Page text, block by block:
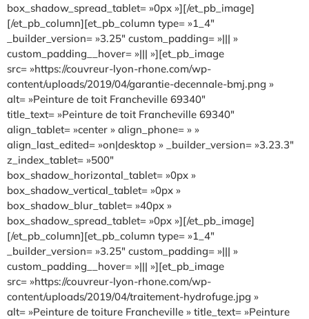
box_shadow_spread_tablet= »0px »][/et_pb_image]
[/et_pb_column][et_pb_column type= »1_4″
_builder_version= »3.25″ custom_padding= »||| »
custom_padding__hover= »||| »][et_pb_image
src= »https://couvreur-lyon-rhone.com/wp-
content/uploads/2019/04/garantie-decennale-bmj.png »
alt= »Peinture de toit Francheville 69340″
title_text= »Peinture de toit Francheville 69340″
align_tablet= »center » align_phone= » »
align_last_edited= »on|desktop » _builder_version= »3.23.3″
z_index_tablet= »500″
box_shadow_horizontal_tablet= »0px »
box_shadow_vertical_tablet= »0px »
box_shadow_blur_tablet= »40px »
box_shadow_spread_tablet= »0px »][/et_pb_image]
[/et_pb_column][et_pb_column type= »1_4″
_builder_version= »3.25″ custom_padding= »||| »
custom_padding__hover= »||| »][et_pb_image
src= »https://couvreur-lyon-rhone.com/wp-
content/uploads/2019/04/traitement-hydrofuge.jpg »
alt= »Peinture de toiture Francheville » title_text= »Peinture